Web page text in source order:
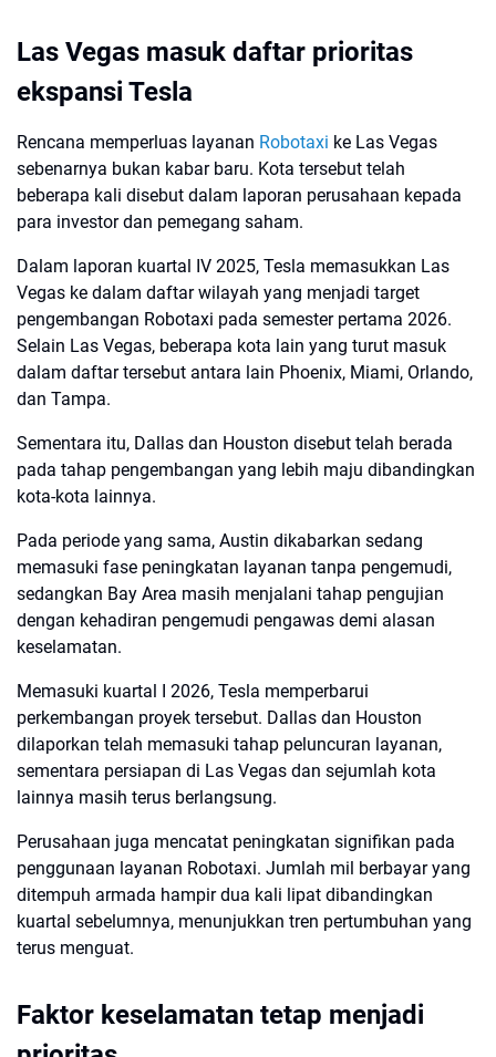
Las Vegas masuk daftar prioritas
ekspansi Tesla
Rencana memperluas layanan Robotaxi ke Las Vegas
sebenarnya bukan kabar baru. Kota tersebut telah
beberapa kali disebut dalam laporan perusahaan kepada
para investor dan pemegang saham.
Dalam laporan kuartal IV 2025, Tesla memasukkan Las
Vegas ke dalam daftar wilayah yang menjadi target
pengembangan Robotaxi pada semester pertama 2026.
Selain Las Vegas, beberapa kota lain yang turut masuk
dalam daftar tersebut antara lain Phoenix, Miami, Orlando,
dan Tampa.
Sementara itu, Dallas dan Houston disebut telah berada
pada tahap pengembangan yang lebih maju dibandingkan
kota-kota lainnya.
Pada periode yang sama, Austin dikabarkan sedang
memasuki fase peningkatan layanan tanpa pengemudi,
sedangkan Bay Area masih menjalani tahap pengujian
dengan kehadiran pengemudi pengawas demi alasan
keselamatan.
Memasuki kuartal I 2026, Tesla memperbarui
perkembangan proyek tersebut. Dallas dan Houston
dilaporkan telah memasuki tahap peluncuran layanan,
sementara persiapan di Las Vegas dan sejumlah kota
lainnya masih terus berlangsung.
Perusahaan juga mencatat peningkatan signifikan pada
penggunaan layanan Robotaxi. Jumlah mil berbayar yang
ditempuh armada hampir dua kali lipat dibandingkan
kuartal sebelumnya, menunjukkan tren pertumbuhan yang
terus menguat.
Faktor keselamatan tetap menjadi